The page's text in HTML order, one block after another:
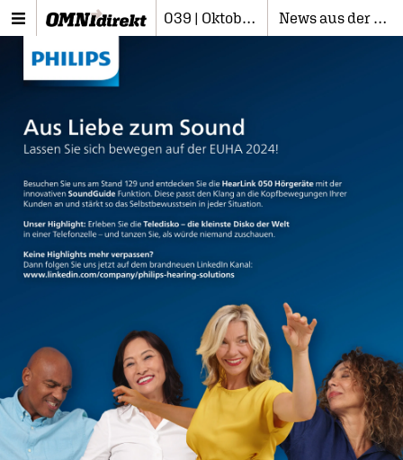
039 | Oktober 2024 News aus der Branche